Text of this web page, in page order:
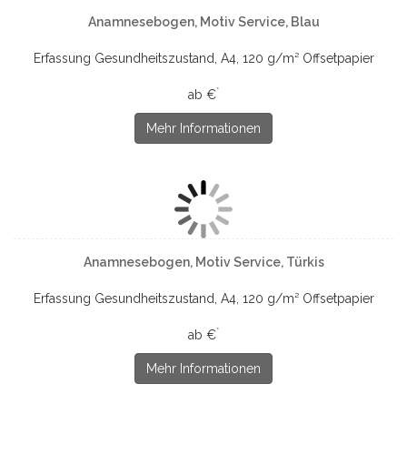
Anamnesebogen, Motiv Service, Blau
Erfassung Gesundheitszustand, A4, 120 g/m² Offsetpapier
ab €*
Mehr Informationen
Anamnesebogen, Motiv Service, Türkis
Erfassung Gesundheitszustand, A4, 120 g/m² Offsetpapier
ab €*
Mehr Informationen